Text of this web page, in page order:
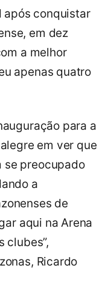
após conquistar
em dez
a melhor
apenas quatro
para a
em ver que
se preocupado
a
de
aqui na Arena
clubes”,
Ricardo